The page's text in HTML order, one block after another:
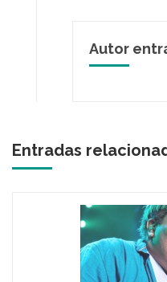
Autor
Entradas